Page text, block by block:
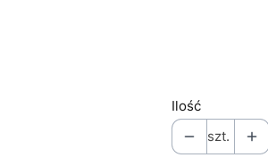
Ilość
szt.